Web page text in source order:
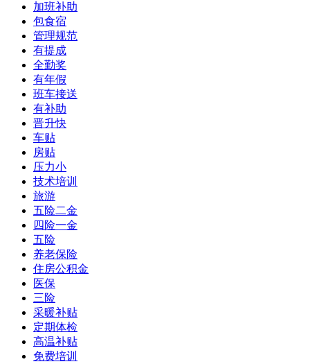
加班补助
包食宿
管理规范
有提成
全勤奖
有年假
班车接送
有补助
晋升快
车贴
房贴
压力小
技术培训
旅游
五险二金
四险一金
五险
养老保险
住房公积金
医保
三险
采暖补贴
定期体检
高温补贴
免费培训